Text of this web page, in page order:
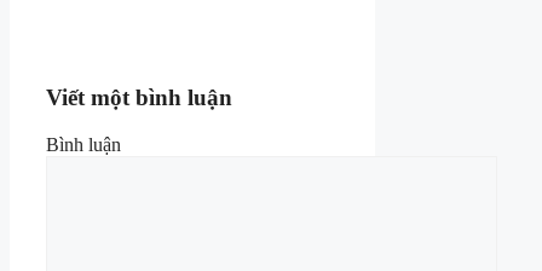
Viết một bình luận
Bình luận